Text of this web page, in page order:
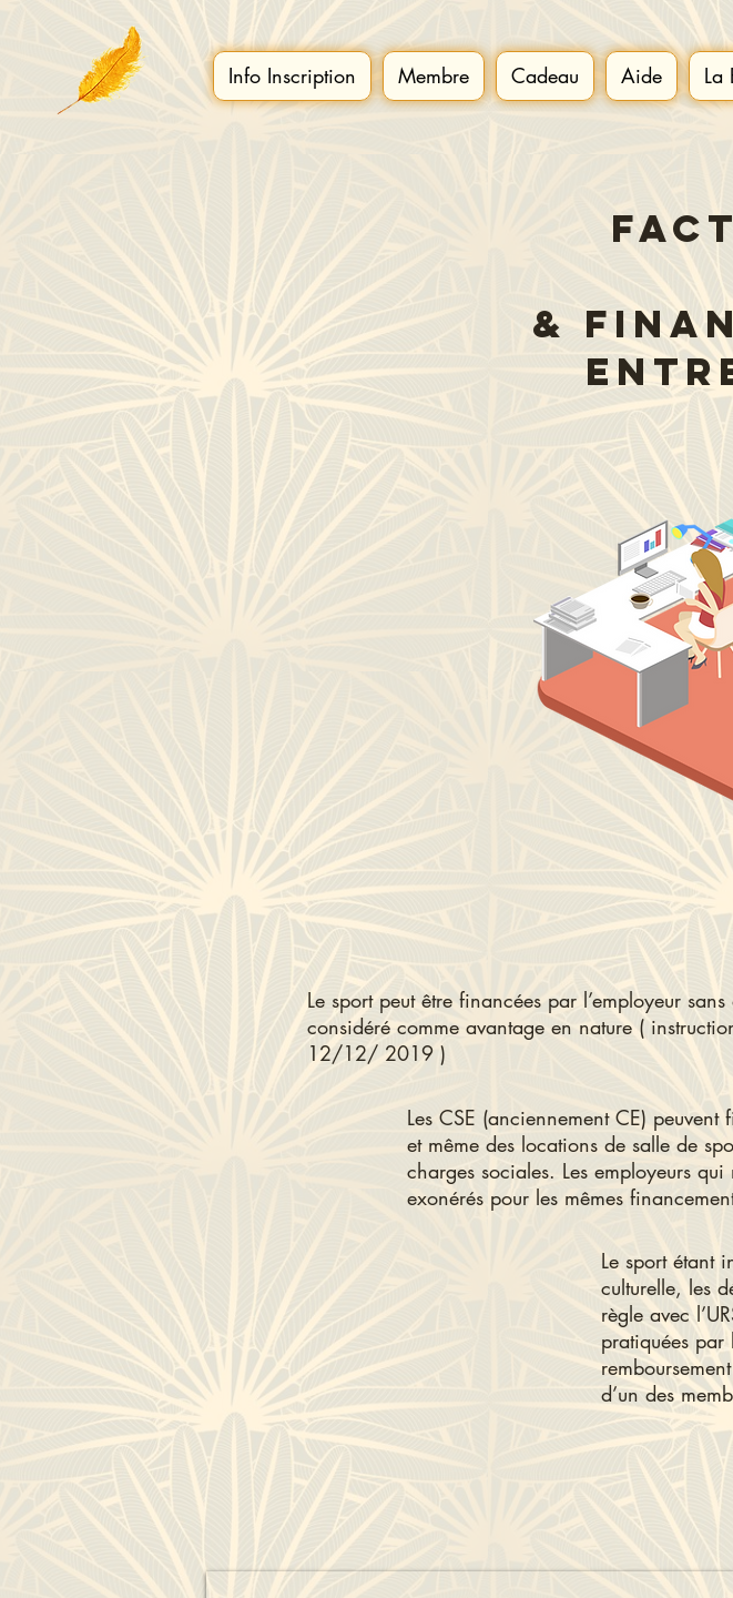
Info Inscription Membre Cadeau Aide La
&
Le sport peut être financées par l’employeur
considéré comme avantage en nature (
12/12/ 2019 )
Le sport étant
culturelle, les
règle avec
pratiquées par
d’un des
Les CSE (anciennement CE)
et même des locations de salle de
charges sociales. Les employeurs qui
exonérés pour les mêmes